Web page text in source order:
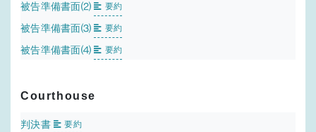
被告準備書面⑵ 要約
被告準備書面⑶ 要約
被告準備書面⑷ 要約
Courthouse
判決書 要約